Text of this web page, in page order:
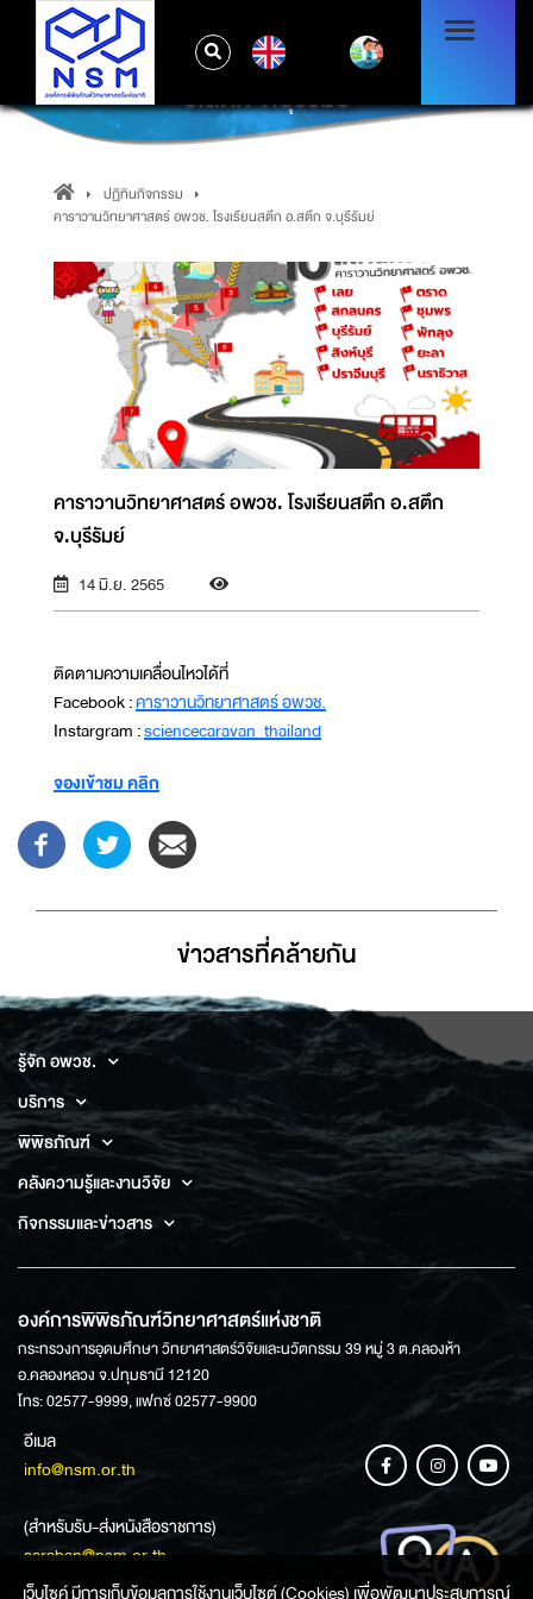
คาราวานวิทยาศาสตร์ อพวช. โรงเรียนสตึก
อ.สตึก จ.บุรีรัมย์
ปฏิทินกิจกรรม
คาราวานวิทยาศาสตร์ อพวช. โรงเรียนสตึก อ.สตึก จ.บุรีรัมย์
คาราวานวิทยาศาสตร์ อพวช. โรงเรียนสตึก อ.สตึก
จ.บุรีรัมย์
14 มิ.ย. 2565
ติดตามความเคลื่อนไหวได้ที่
Facebook :คาราวานวิทยาศาสตร์ อพวช.
Instargram :sciencecaravan_thailand
จองเข้าชม คลิก
ข่าวสารที่่คล้ายกัน
รู้จัก อพวช.
บริการ
พิพิธภัณฑ์
คลังความรู้และงานวิจัย
กิจกรรมและข่าวสาร
องค์การพิพิธภัณฑ์วิทยาศาสตร์แห่งชาติ
กระทรวงการอุดมศึกษา วิทยาศาสตร์วิจัยและนวัตกรรม 39 หมู่ 3 ต.คลองห้า
อ.คลองหลวง จ.ปทุมธานี 12120
โทร: 02577-9999, แฟกซ์ 02577-9900
อีเมล
info@nsm.or.th
(สำหรับรับ-ส่งหนังสือราชการ)
saraban@nsm.or.th
เว็บไซค์ มีการเก็บข้อมูลการใช้งานเว็บไซต์ (Cookies) เพื่อพัฒนาประสบการณ์